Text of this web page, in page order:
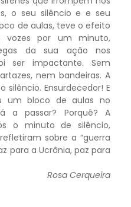
o seu silêncio e e seu
de aulas, teve o efeito
vozes por um minuto,
da sua ação nos
ser impactante. Sem
nem bandeiras. A
silêncio. Ensurdecedor! E
bloco de aulas no
a passar? Porquê? A
o minuto de silêncio,
sobre a “guerra
para a Ucrânia, paz para
Rosa Cerqueira